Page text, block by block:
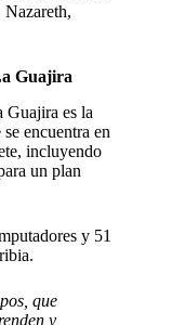
Guajira
Guajira es la
encuentra en
incluyendo
un plan
y 51
que
y